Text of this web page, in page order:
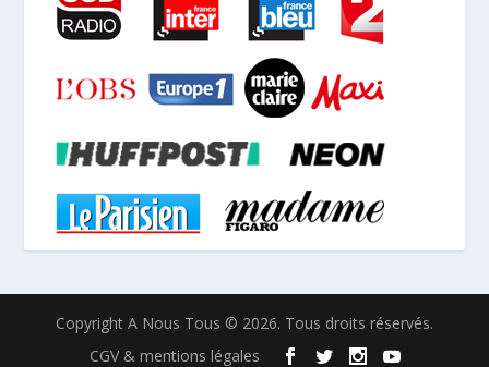
Copyright A Nous Tous © 2026. Tous droits réservés.
CGV & mentions légales